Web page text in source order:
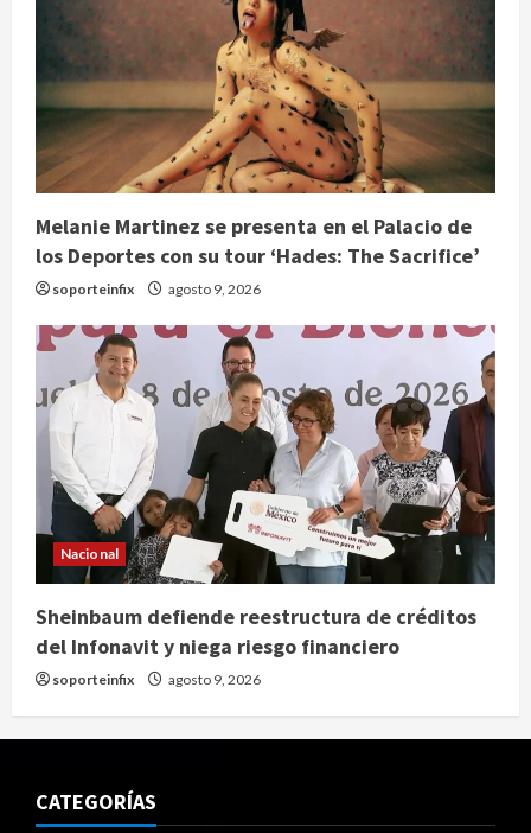
Melanie Martinez se presenta en el Palacio de
los Deportes con su tour ‘Hades: The Sacrifice’
soporteinfix agosto 9, 2026
Nacional
Sheinbaum defiende reestructura de créditos
del Infonavit y niega riesgo financiero
soporteinfix agosto 9, 2026
CATEGORÍAS